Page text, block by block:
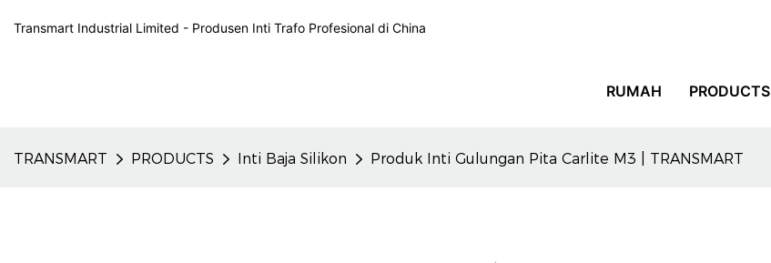
Transmart Industrial Limited - Produsen Inti Trafo Profesional di China
RUMAH PRODUCTS
TRANSMART PRODUCTS Inti Baja Silikon Produk Inti Gulungan Pita Carlite M3 | TRANSMART